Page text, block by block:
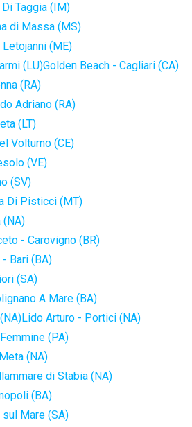
Di Taggia (IM)
di Massa (MS)
(ME)
(LU)Golden Beach - Cagliari (CA)
(RA)
Adriano (RA)
(LT)
Volturno (CE)
(VE)
(SV)
Di Pisticci (MT)
(NA)
- Carovigno (BR)
Bari (BA)
(SA)
A Mare (BA)
Lido Arturo - Portici (NA)
(PA)
(NA)
di Stabia (NA)
(BA)
Mare (SA)